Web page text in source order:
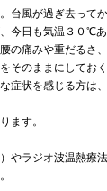
台風が過ぎ去って
今日も気温３０℃
の痛みや重だるさ
そのままにしてお
症状を感じる方は
ます。
やラジオ波温熱療